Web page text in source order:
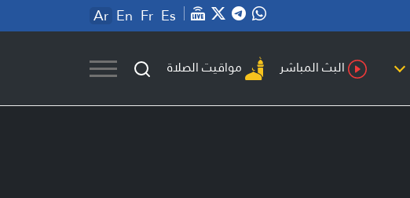
Ar En Fr Es
البث المباشر مواقيت الصلاة